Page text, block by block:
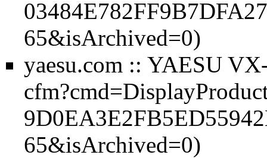
yaesu.com :: YAESU